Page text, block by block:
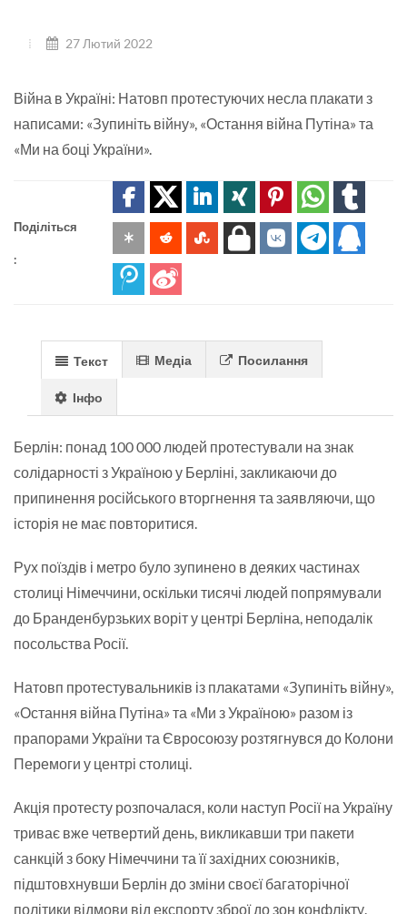
27 Лютий 2022
Війна в Україні: Натовп протестуючих несла плакати з
написами: «Зупиніть війну», «Остання війна Путіна» та
«Ми на боці України».
Поділіться
:
Текст Медіа Посилання
Інфо
Берлін: понад 100 000 людей протестували на знак
солідарності з Україною у Берліні, закликаючи до
припинення російського вторгнення та заявляючи, що
історія не має повторитися.
Рух поїздів і метро було зупинено в деяких частинах
столиці Німеччини, оскільки тисячі людей попрямували
до Бранденбурзьких воріт у центрі Берліна, неподалік
посольства Росії.
Натовп протестувальників із плакатами «Зупиніть війну»,
«Остання війна Путіна» та «Ми з Україною» разом із
прапорами України та Євросоюзу розтягнувся до Колони
Перемоги у центрі столиці.
Акція протесту розпочалася, коли наступ Росії на Україну
триває вже четвертий день, викликавши три пакети
санкцій з боку Німеччини та її західних союзників,
підштовхнувши Берлін до зміни своєї багаторічної
політики відмови від експорту зброї до зон конфлікту.